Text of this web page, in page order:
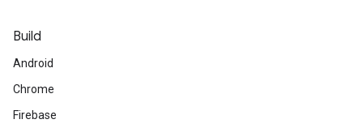
Build
Android
Chrome
Firebase